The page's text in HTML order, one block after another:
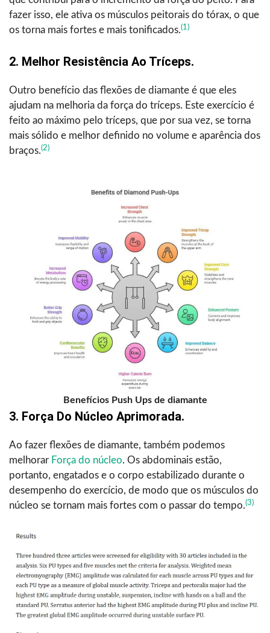
fazer isso, ele ativa os músculos peitorais do tórax, o que
os torna mais fortes e mais tonificados.(1)
2. Melhor Resistência Ao Tríceps.
Outro benefício das flexões de diamante é que eles
ajudam na melhoria da força do tríceps. Este exercício é
feito ao máximo pelo tríceps, que por sua vez, se torna
mais sólido e melhor definido no volume e aparência dos
braços.(2)
Benefícios Push Ups de diamante
3. Força Do Núcleo Aprimorada.
Ao fazer flexões de diamante, também podemos
melhorar Força do núcleo. Os abdominais estão,
portanto, engatados e o corpo estabilizado durante o
desempenho do exercício, de modo que os músculos do
núcleo se tornam mais fortes com o passar do tempo.(3)